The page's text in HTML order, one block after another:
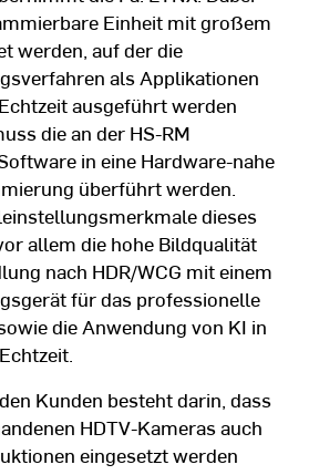
Einheit mit großem
werden, auf der die
als Applikationen
ausgeführt werden
die an der HS-RM
in eine Hardware-nahe
überführt werden.
dieses
allem die hohe Bildqualität
nach HDR/WCG mit einem
für das professionelle
die Anwendung von KI in
Kunden besteht darin, dass
HDTV-Kameras auch
eingesetzt werden